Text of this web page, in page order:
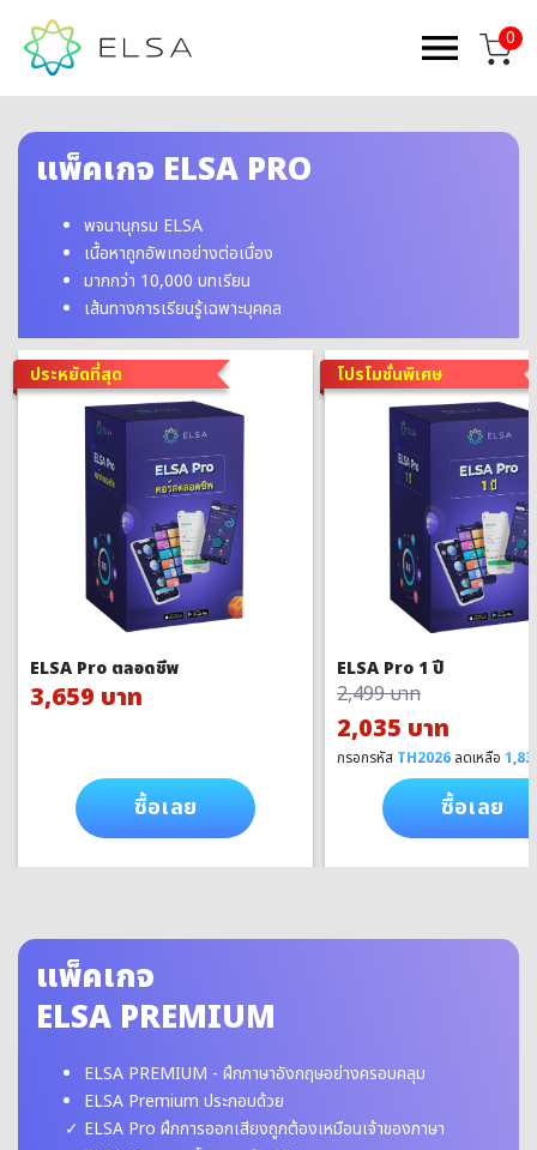
0
แพ็คเกจ ELSA PRO
พจนานุกรม ELSA
เนื้อหาถูกอัพเทอย่างต่อเนื่อง
มากกว่า 10,000 บทเรียน
เส้นทางการเรียนรู้เฉพาะบุคคล
ประหยัดที่สุด
ELSA Pro ตลอดชีพ
3,659 บาท
ซื้อเลย
โปรโมชั่นพิเศษ
ELSA Pro 1 ปี
2,499 บาท
2,035 บาท
กรอกรหัส TH2026 ลดเหลือ
ซื้อเลย
แพ็คเกจ
ELSA PREMIUM
ELSA PREMIUM - ฝึกภาษาอังกฤษอย่างครอบคลุม
ELSA Premium ประกอบด้วย
ELSA Pro ฝึกการออกเสียงถูกต้องเหมือนเจ้าของภาษา